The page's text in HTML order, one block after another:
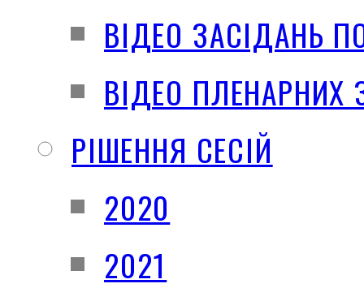
ВІДЕО ЗАСІДАНЬ
ВІДЕО ПЛЕНАРНИХ
РІШЕННЯ СЕСІЙ
2020
2021